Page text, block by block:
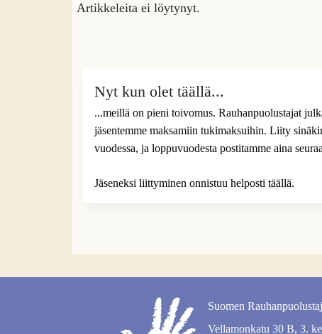
Artikkeleita ei löytynyt.
Nyt kun olet täällä...
...meillä on pieni toivomus. Rauhanpuolustajat
jäsentemme maksamiin tukimaksuihin. Liity
vuodessa, ja loppuvuodesta postitamme aina
Jäseneksi liittyminen onnistuu helposti täällä.
Suomen
Vellamonkatu 30 B, 3.